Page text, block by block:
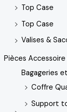
Top Case
Top Case
Valises &
Pièces
Bagageries
Coffre
Support